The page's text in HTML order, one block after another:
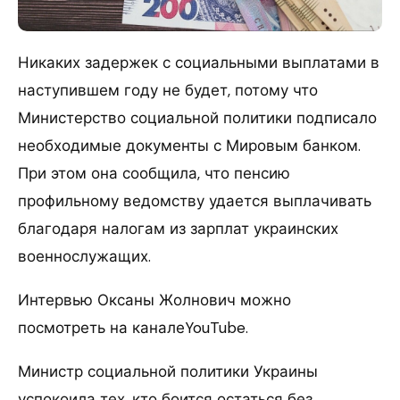
Никаких задержек с социальными выплатами в
наступившем году не будет, потому что
Министерство социальной политики подписало
необходимые документы с Мировым банком.
При этом она сообщила, что пенсию
профильному ведомству удается выплачивать
благодаря налогам из зарплат украинских
военнослужащих.
Интервью Оксаны Жолнович можно
посмотреть на каналеYouTube.
Министр социальной политики Украины